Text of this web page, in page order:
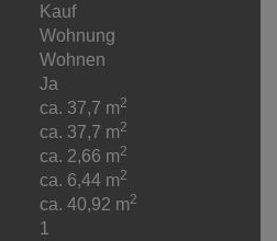
Kauf
Wohnung
Wohnen
Ja
ca. 37,7 m2
ca. 37,7 m2
ca. 2,66 m2
ca. 6,44 m2
ca. 40,92 m2
1